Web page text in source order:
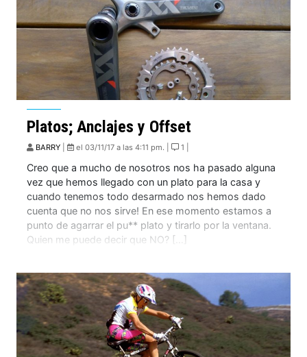
Platos; Anclajes y Offset
BARRY el 03/11/17 a las 4:11 pm. | 1 |
Creo que a mucho de nosotros nos ha pasado alguna
vez que hemos llegado con un plato para la casa y
cuando tenemos todo desarmado nos hemos dado
cuenta que no nos sirve! En ese momento estamos a
punto de agarrar el pu** plato y tirarlo por la ventana.
Quien me puede decir que NO? […]